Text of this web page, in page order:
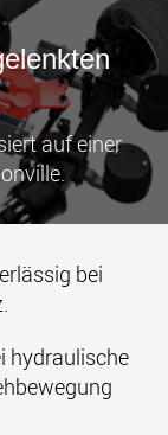
auf einer
bei
hydraulische